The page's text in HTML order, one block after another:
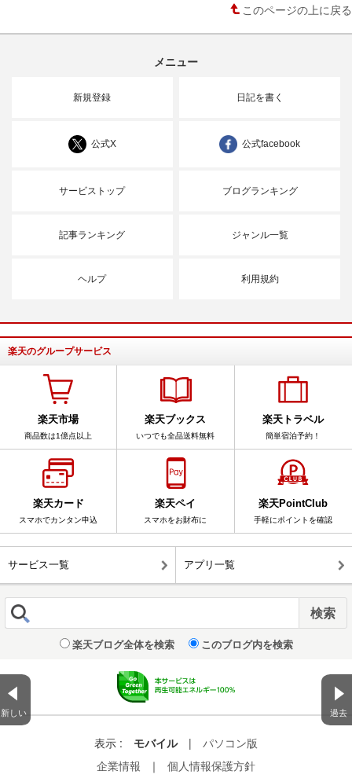
新しい 過去
このページの上に戻る
メニュー
新規登録 日記を書く
公式X 公式facebook
サービストップ ブログランキング
記事ランキング ジャンル一覧
ヘルプ 利用規約
楽天のグループサービス
楽天市場
商品数は1億点以上
楽天ブックス
いつでも全品送料無料
楽天トラベル
簡単宿泊予約！
楽天カード
スマホでカンタン申込
楽天ペイ
スマホをお財布に
楽天PointClub
手軽にポイントを確認
サービス一覧 アプリ一覧
楽天ブログ全体を検索 このブログ内を検索
表示 : モバイル |
パソコン版
企業情報
｜ 個人情報保護方針